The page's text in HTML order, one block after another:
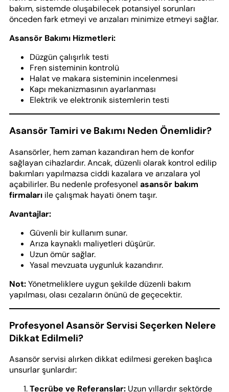
bakım, sistemde oluşabilecek potansiyel sorunları
önceden fark etmeyi ve arızaları minimize etmeyi sağlar.
Asansör Bakımı Hizmetleri:
Düzgün çalışırlık testi
Fren sisteminin kontrolü
Halat ve makara sisteminin incelenmesi
Kapı mekanizmasının ayarlanması
Elektrik ve elektronik sistemlerin testi
Asansör Tamiri ve Bakımı Neden Önemlidir?
Asansörler, hem zaman kazandıran hem de konfor
sağlayan cihazlardır. Ancak, düzenli olarak kontrol edilip
bakımları yapılmazsa ciddi kazalara ve arızalara yol
açabilirler. Bu nedenle profesyonel asansör bakım
firmaları ile çalışmak hayati önem taşır.
Avantajlar:
Güvenli bir kullanım sunar.
Arıza kaynaklı maliyetleri düşürür.
Uzun ömür sağlar.
Yasal mevzuata uygunluk kazandırır.
Not:Yönetmeliklere uygun şekilde düzenli bakım
yapılması, olası cezaların önünü de geçecektir.
Profesyonel Asansör Servisi Seçerken Nelere
Dikkat Edilmeli?
Asansör servisi alırken dikkat edilmesi gereken başlıca
unsurlar şunlardır:
Tecrübe ve Referanslar: Uzun yıllardır sektörde